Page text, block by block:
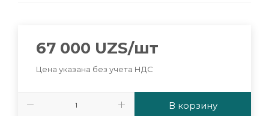
67 000 UZS/шт
Цена указана без учета НДС
В корзину